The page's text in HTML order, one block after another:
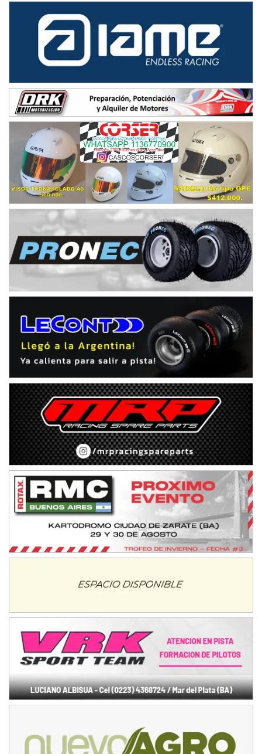
Humboldt (Santa Fe)
NORESTE SANTAFESINO - F6
Ciudad de Avellaneda (Asfalto)
Avellaneda (Santa Fe)
José Samuel Sánchez (Tierra)
Rufino (Santa Fe)
TUCUMANO - F5
Juan Navarro (Asfalto)
El Timbó (Tucumán)